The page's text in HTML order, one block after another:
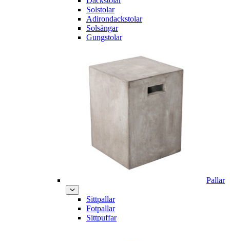
Solstolar
Adirondackstolar
Solsängar
Gungstolar
Pallar
Sittpallar
Fotpallar
Sittpuffar